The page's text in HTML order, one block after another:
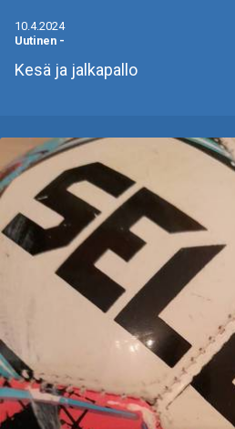
10.4.2024
Uutinen -
Kesä ja jalkapallo